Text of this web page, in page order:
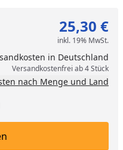
25,30 €
inkl. 19% MwSt.
in Deutschland
Versandkostenfrei ab 4 Stück
nach Menge und Land
legen